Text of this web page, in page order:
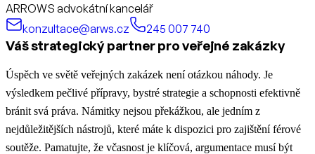
ARROWS advokátní kancelář
konzultace@arws.cz
245 007 740
Váš strategický partner pro veřejné zakázky
Úspěch ve světě veřejných zakázek není otázkou náhody. Je
výsledkem pečlivé přípravy, bystré strategie a schopnosti efektivně
bránit svá práva. Námitky nejsou překážkou, ale jedním z
nejdůležitějších nástrojů, které máte k dispozici pro zajištění férové
soutěže. Pamatujte, že včasnost je klíčová, argumentace musí být